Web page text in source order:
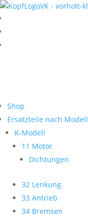
Shop
Ersatzteile nach Modell
K-Modell
11 Motor
Dichtungen
32 Lenkung
33 Antrieb
34 Bremsen